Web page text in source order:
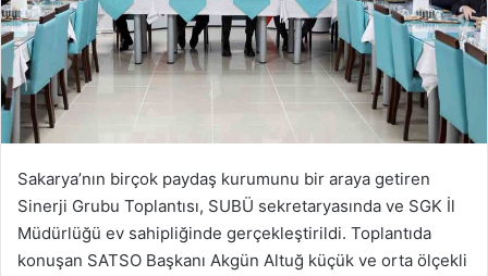
Sakarya’nın birçok paydaş kurumunu bir araya getiren
Sinerji Grubu Toplantısı, SUBÜ sekretaryasında ve SGK İl
Müdürlüğü ev sahipliğinde gerçekleştirildi. Toplantıda
konuşan SATSO Başkanı Akgün Altuğ küçük ve orta ölçekli